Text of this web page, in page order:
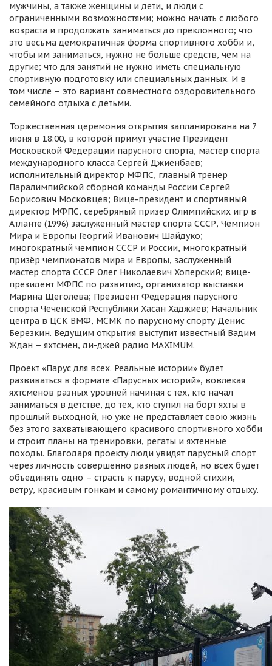
мужчины, а также женщины и дети, и люди с
ограниченными возможностями; можно начать с любого
возраста и продолжать заниматься до преклонного; что
это весьма демократичная форма спортивного хобби и,
чтобы им заниматься, нужно не больше средств, чем на
другие; что для занятий не нужно иметь специальную
спортивную подготовку или специальных данных. И в
том числе – это вариант совместного оздоровительного
семейного отдыха с детьми.
Торжественная церемония открытия запланирована на 7
июня в 18:00, в которой примут участие Президент
Московской Федерации парусного спорта, мастер спорта
международного класса Сергей Джиенбаев;
исполнительный директор МФПС, главный тренер
Паралимпийской сборной команды России Сергей
Борисович Московцев; Вице-президент и спортивный
директор МФПС, серебряный призер Олимпийских игр в
Атланте (1996) заслуженный мастер спорта СССР, Чемпион
Мира и Европы Георгий Иванович Шайдуко;
многократный чемпион СССР и России, многократный
призёр чемпионатов мира и Европы, заслуженный
мастер спорта СССР Олег Николаевич Хоперский; вице-
президент МФПС по развитию, организатор выставки
Марина Щеголева; Президент Федерация парусного
спорта Чеченской Республики Хасан Хаджиев; Начальник
центра в ЦСК ВМФ, МСМК по парусному спорту Денис
Березкин. Ведущим открытия выступит известный Вадим
Ждан – яхтсмен, ди-джей радио MAXIMUM.
Проект «Парус для всех. Реальные истории» будет
развиваться в формате «Парусных историй», вовлекая
яхтсменов разных уровней начиная с тех, кто начал
заниматься в детстве, до тех, кто ступил на борт яхты в
прошлый выходной, но уже не представляет свою жизнь
без этого захватывающего красивого спортивного хобби
и строит планы на тренировки, регаты и яхтенные
походы. Благодаря проекту люди увидят парусный спорт
через личность совершенно разных людей, но всех будет
объединять одно – страсть к парусу, водной стихии,
ветру, красивым гонкам и самому романтичному отдыху.